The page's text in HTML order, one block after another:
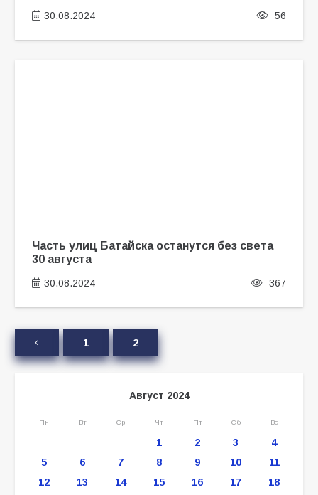
30.08.2024 56
Часть улиц Батайска останутся без света
30 августа
30.08.2024 367
1 2
Август 2024
Пн Вт Ср Чт Пт Сб Вс
1 2 3
4
5
6 7 8 9 10
11
12
13 14 15 16 17
18